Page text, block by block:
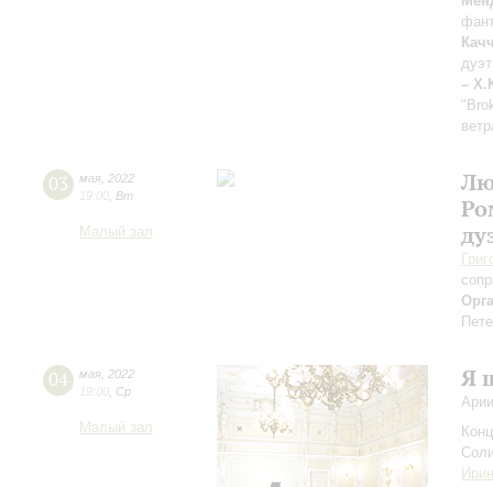
–
03 мая 2022
19:00 Вт
Малый зал
04 мая 2022
19:00 Ср
Малый зал
Я